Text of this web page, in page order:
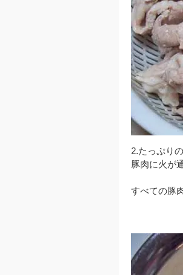
2.たっぷり
豚肉に火が
すべての豚